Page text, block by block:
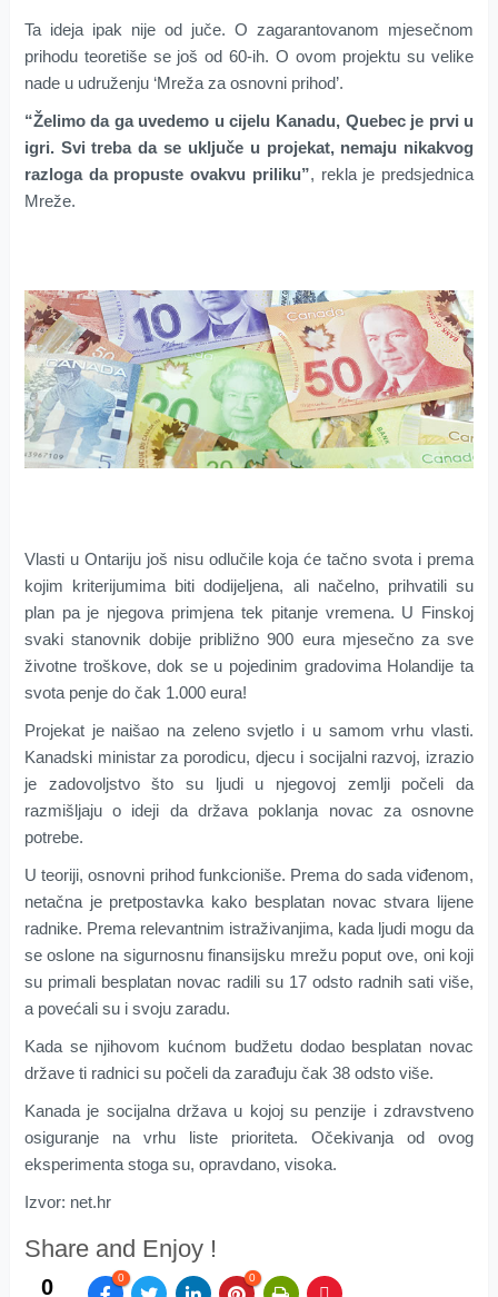
Ta ideja ipak nije od juče. O zagarantovanom mjesečnom
prihodu teoretiše se još od 60-ih. O ovom projektu su velike
nade u udruženju ‘Mreža za osnovni prihod’.
“Želimo da ga uvedemo u cijelu Kanadu, Quebec je prvi u
igri. Svi treba da se uključe u projekat, nemaju nikakvog
razloga da propuste ovakvu priliku”, rekla je predsjednica
Mreže.
Vlasti u Ontariju još nisu odlučile koja će tačno svota i prema
kojim kriterijumima biti dodijeljena, ali načelno, prihvatili su
plan pa je njegova primjena tek pitanje vremena. U Finskoj
svaki stanovnik dobije približno 900 eura mjesečno za sve
životne troškove, dok se u pojedinim gradovima Holandije ta
svota penje do čak 1.000 eura!
Projekat je naišao na zeleno svjetlo i u samom vrhu vlasti.
Kanadski ministar za porodicu, djecu i socijalni razvoj, izrazio
je zadovoljstvo što su ljudi u njegovoj zemlji počeli da
razmišljaju o ideji da država poklanja novac za osnovne
potrebe.
U teoriji, osnovni prihod funkcioniše. Prema do sada viđenom,
netačna je pretpostavka kako besplatan novac stvara lijene
radnike. Prema relevantnim istraživanjima, kada ljudi mogu da
se oslone na sigurnosnu finansijsku mrežu poput ove, oni koji
su primali besplatan novac radili su 17 odsto radnih sati više,
a povećali su i svoju zaradu.
Kada se njihovom kućnom budžetu dodao besplatan novac
države ti radnici su počeli da zarađuju čak 38 odsto više.
Kanada je socijalna država u kojoj su penzije i zdravstveno
osiguranje na vrhu liste prioriteta. Očekivanja od ovog
eksperimenta stoga su, opravdano, visoka.
Izvor: net.hr
Share and Enjoy !
0 0 0